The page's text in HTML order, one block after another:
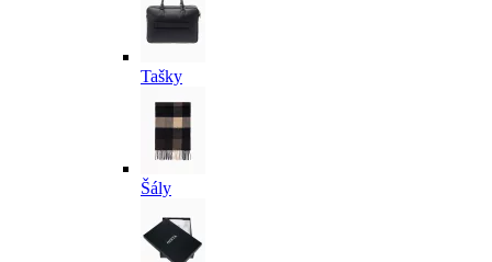
Tašky
Šály